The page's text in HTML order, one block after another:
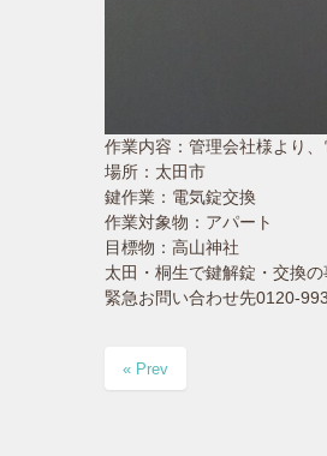
作業内容：管理会社様より
場所：太田市
鍵作業：電気錠交換
作業対象物：アパート
目標物：高山神社
太田・桐生で鍵解錠・交換
緊急お問い合わせ先0120-
« Prev